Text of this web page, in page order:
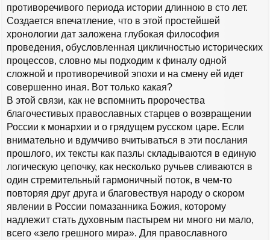
противоречивого периода истории длинною в сто лет.
Создается впечатление, что в этой простейшей
хронологии дат заложена глубокая философия
проведения, обусловленная цикличностью исторических
процессов, словно мы подходим к финалу одной
сложной и противоречивой эпохи и на смену ей идет
совершенно иная. Вот только какая?
В этой связи, как не вспомнить пророчества
благочестивых православных старцев о возвращении
России к монархии и о грядущем русском царе. Если
внимательно и вдумчиво вчитываться в эти послания
прошлого, их тексты как пазлы складываются в единую
логическую цепочку, как несколько ручьев сливаются в
один стремительный гармоничный поток, в чем-то
повторяя друг друга и благовествуя народу о скором
явлении в России помазанника Божия, которому
надлежит стать духовным пастырем ни много ни мало,
всего «зело грешного мира». Для православного